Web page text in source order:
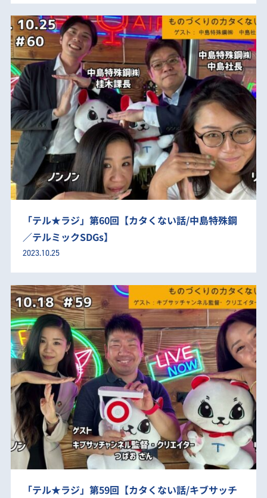
「テル★ラジ」第60回【カタくない話/中島特殊鋼
／テルミックSDGs】
2023.10.25
「テル★ラジ」第59回【カタくない話/キブサッチ